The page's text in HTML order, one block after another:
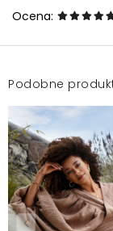
Ocena:
Polecam
Malwina
Mosquito
Klientów. Po
negatywne
Regulaminie.
Podobne